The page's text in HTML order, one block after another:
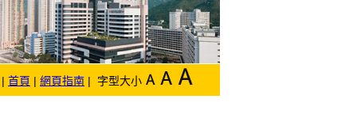
| 首頁 | 網頁指南 | 字型大小